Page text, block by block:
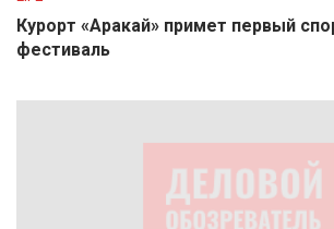
Курорт «Аракай» примет первый
фестиваль